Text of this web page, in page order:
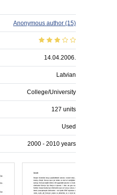
Anonymous author (15)
14.04.2006.
Latvian
College/University
127 units
Used
2000 - 2010 years